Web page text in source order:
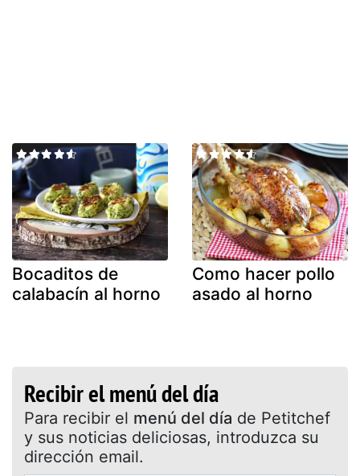
Bocaditos de
calabacín al horno
Como hacer pollo
asado al horno
Recibir el menú del día
Para recibir el menú del día de Petitchef
y sus noticias deliciosas, introduzca su
dirección email.